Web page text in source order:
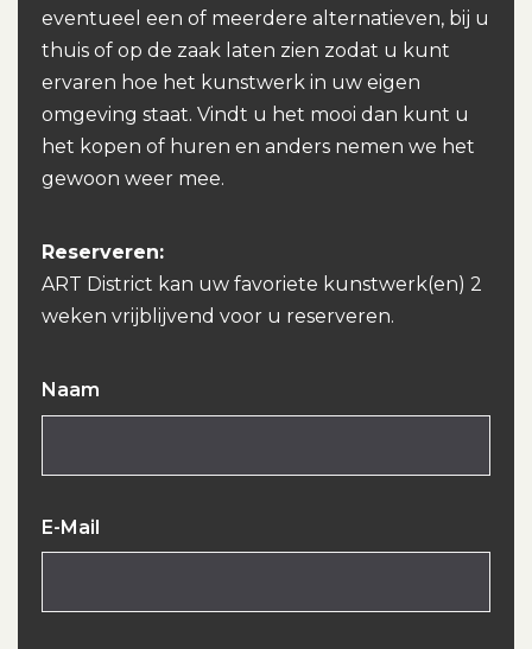
eventueel een of meerdere alternatieven, bij u
thuis of op de zaak laten zien zodat u kunt
ervaren hoe het kunstwerk in uw eigen
omgeving staat. Vindt u het mooi dan kunt u
het kopen of huren en anders nemen we het
gewoon weer mee.
Reserveren:
ART District kan uw favoriete kunstwerk(en) 2
weken vrijblijvend voor u reserveren.
Naam
E-Mail